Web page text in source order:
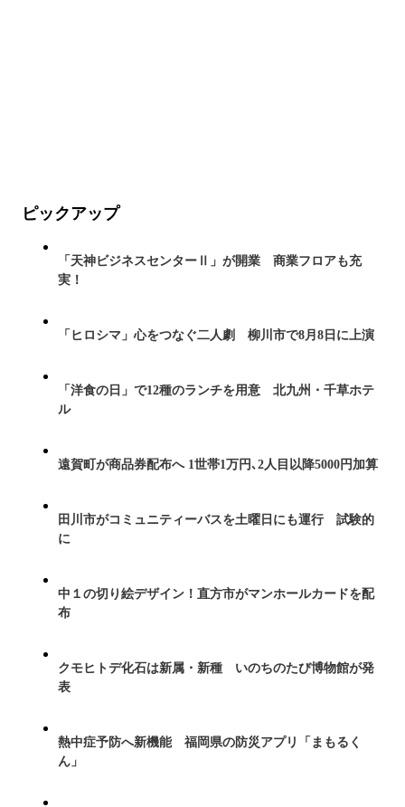
ピックアップ
「天神ビジネスセンターⅡ」が開業 商業フロアも充
実！
「ヒロシマ」心をつなぐ二人劇 柳川市で8月8日に上演
「洋食の日」で12種のランチを用意 北九州・千草ホテ
ル
遠賀町が商品券配布へ 1世帯1万円､2人目以降5000円加算
田川市がコミュニティーバスを土曜日にも運行 試験的
に
中１の切り絵デザイン！直方市がマンホールカードを配
布
クモヒトデ化石は新属・新種 いのちのたび博物館が発
表
熱中症予防へ新機能 福岡県の防災アプリ「まもるく
ん」